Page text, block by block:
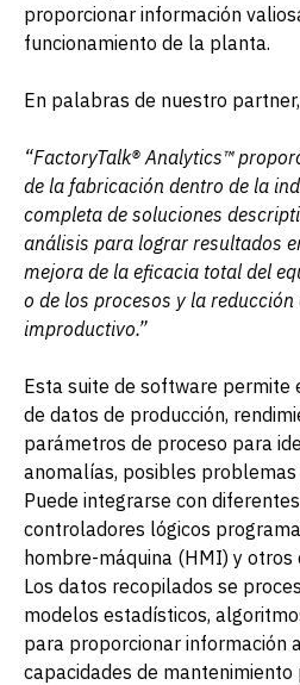
proporcionar información
funcionamiento de la planta.
En palabras de nuestro
“FactoryTalk® Analytics™
de la fabricación dentro de la
completa de soluciones
análisis para lograr resultados
mejora de la eficacia total del
o de los procesos y la reducción
improductivo.”
Esta suite de software permite
de datos de producción,
parámetros de proceso para
anomalías, posibles
Puede integrarse con
controladores lógicos
hombre-máquina (HMI) y otros
Los datos recopilados se
modelos estadísticos,
para proporcionar información
capacidades de mantenimiento